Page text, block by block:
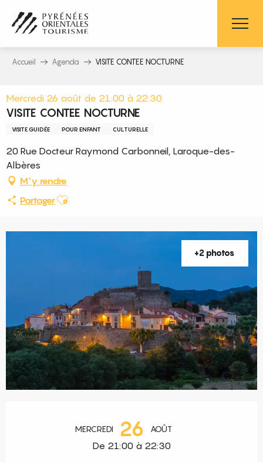
contenu
principal
Accueil Agenda VISITE CONTEE NOCTURNE
Mercredi 26 août de 21:00 à 22:30
VISITE CONTEE NOCTURNE
VISITE GUIDÉE POUR ENFANT CULTURELLE
20 Rue Docteur Raymond Carbonneil, Laroque-des-
Albères
M'y rendre
PartagerAjouter aux favoris
+2 photos
MERCREDI 26 AOÛT
De 21:00 à 22:30